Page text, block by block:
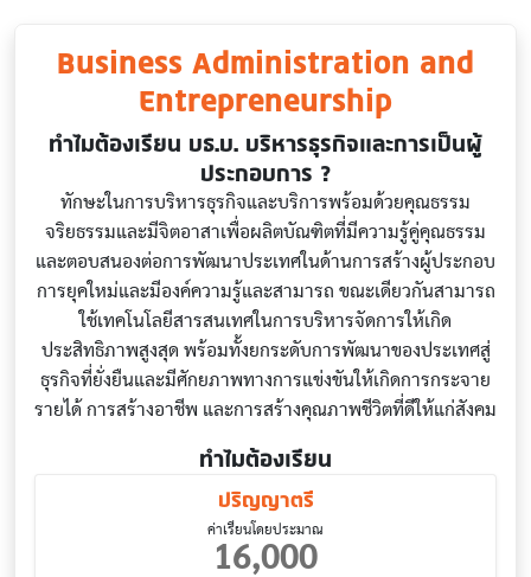
Business Administration and
Entrepreneurship
ทำไมต้องเรียน บธ.บ. บริหารธุรกิจและการเป็นผู้
ประกอบการ ?
ทักษะในการบริหารธุรกิจและบริการพร้อมด้วยคุณธรรม
จริยธรรมและมีจิตอาสาเพื่อผลิตบัณฑิตที่มีความรู้คู่คุณธรรม
และตอบสนองต่อการพัฒนาประเทศในด้านการสร้างผู้ประกอบ
การยุคใหม่และมีองค์ความรู้และสามารถ ขณะเดียวกันสามารถ
ใช้เทคโนโลยีสารสนเทศในการบริหารจัดการให้เกิด
ประสิทธิภาพสูงสุด พร้อมทั้งยกระดับการพัฒนาของประเทศสู่
ธุรกิจที่ยั่งยืนและมีศักยภาพทางการแข่งขันให้เกิดการกระจาย
รายได้ การสร้างอาชีพ และการสร้างคุณภาพชีวิตที่ดีให้แก่สังคม
ทำไมต้องเรียน
ปริญญาตรี
ค่าเรียนโดยประมาณ
16,000